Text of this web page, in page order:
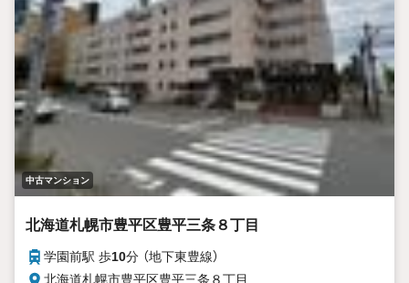
中古マンション
北海道札幌市豊平区豊平三条８丁目
学園前駅 歩10分 （地下東豊線）
北海道札幌市豊平区豊平三条８丁目